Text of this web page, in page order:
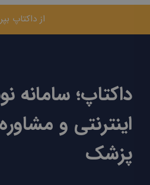
از داکتاپ
داکتاپ؛ سامانه
اینترنتی و
پزشک